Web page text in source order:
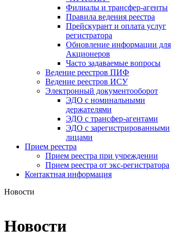
Филиалы и трансфер-агенты
Правила ведения реестра
Прейскурант и оплата услуг
регистратора
Обновление информации для
Акционеров
Часто задаваемые вопросы
Ведение реестров ПИФ
Ведение реестров ИСУ
Электронный документооборот
ЭДО с номинальными
держателями
ЭДО с трансфер-агентами
ЭДО с зарегистрированными
лицами
Прием реестра
Прием реестра при учреждении
Прием реестра от экс-регистратора
Контактная информация
Новости
Новости